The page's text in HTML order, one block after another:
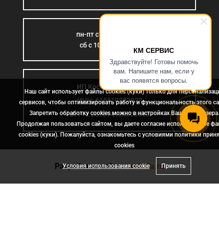
КМ СЕРВИС
Здравствуйте! Готовы помочь
вам. Напишите нам, если у
вас появятся вопросы.
пн-пт с 9:00 до 18:00
сб с 10:00 до 15:00
ИП Костромина Л.Б.
ИНН: 615510383923
ОГРН: 307614126000015
Разработка сайта- web-2a.ru
Наш сайт использует файлы cookies (куки) только для
сервисов, чтобы оптимизировать работу и функциональность этого
Запретить обработку cookies можно в настройках Вашего браузера.
Продолжая пользоваться сайтом, вы даете согласие использование
cookies (куки). Пожалуйста, ознакомьтесь с условиями политики
сookies
Условия использования cookie Принять